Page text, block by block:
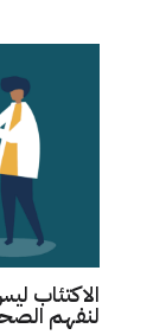
الاكتئاب
لنفهم